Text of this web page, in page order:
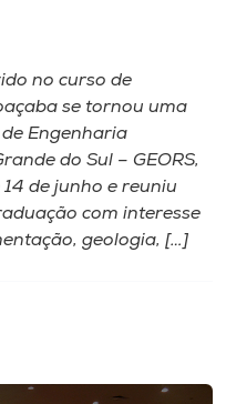
no curso de
se tornou uma
Engenharia
do Sul – GEORS,
de junho e reuniu
com interesse
geologia, […]